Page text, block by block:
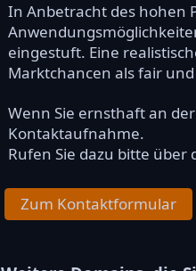
In Anbetracht des hohen
eingestuft. Eine
Marktchancen als fair
Wenn Sie ernsthaft an
Kontaktaufnahme.
Rufen Sie dazu bitte
Zum Kontaktformular